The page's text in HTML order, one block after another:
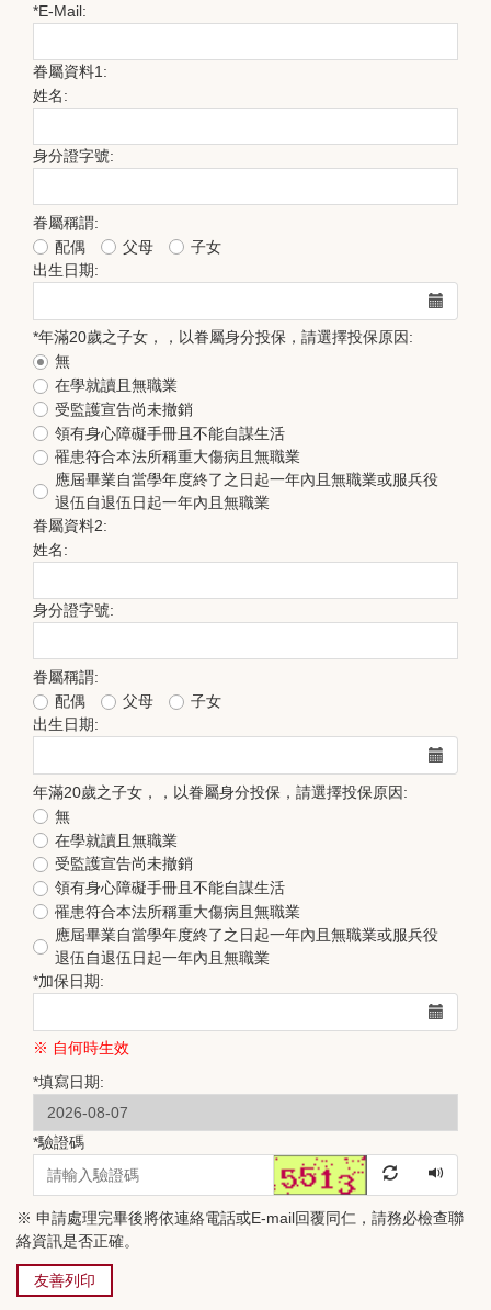
*E-Mail:
眷屬資料1:
姓名:
身分證字號:
眷屬稱謂:
配偶
父母
子女
出生日期:
*年滿20歲之子女，，以眷屬身分投保，請選擇投保原因:
無
在學就讀且無職業
受監護宣告尚未撤銷
領有身心障礙手冊且不能自謀生活
罹患符合本法所稱重大傷病且無職業
應屆畢業自當學年度終了之日起一年內且無職業或服兵役
退伍自退伍日起一年內且無職業
眷屬資料2:
姓名:
身分證字號:
眷屬稱謂:
配偶
父母
子女
出生日期:
年滿20歲之子女，，以眷屬身分投保，請選擇投保原因:
無
在學就讀且無職業
受監護宣告尚未撤銷
領有身心障礙手冊且不能自謀生活
罹患符合本法所稱重大傷病且無職業
應屆畢業自當學年度終了之日起一年內且無職業或服兵役
退伍自退伍日起一年內且無職業
*加保日期:
※ 自何時生效
*填寫日期:
*驗證碼
※ 申請處理完畢後將依連絡電話或E-mail回覆同仁，請務必檢查聯
絡資訊是否正確。
友善列印